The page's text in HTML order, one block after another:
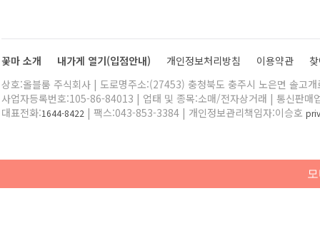
꽃마 소개 내가게 열기(입점안내) 개인정보처리방침 이용약관
상호:올블룸 주식회사 | 도로명주소:(27453) 충청북도 충주시 노은면 솔고
사업자등록번호:105-86-84013 | 업태 및 종목:소매/전자상거래 | 통신판매
대표전화:1644-8422 | 팩스:043-853-3384 | 개인정보관리책임자:이승호